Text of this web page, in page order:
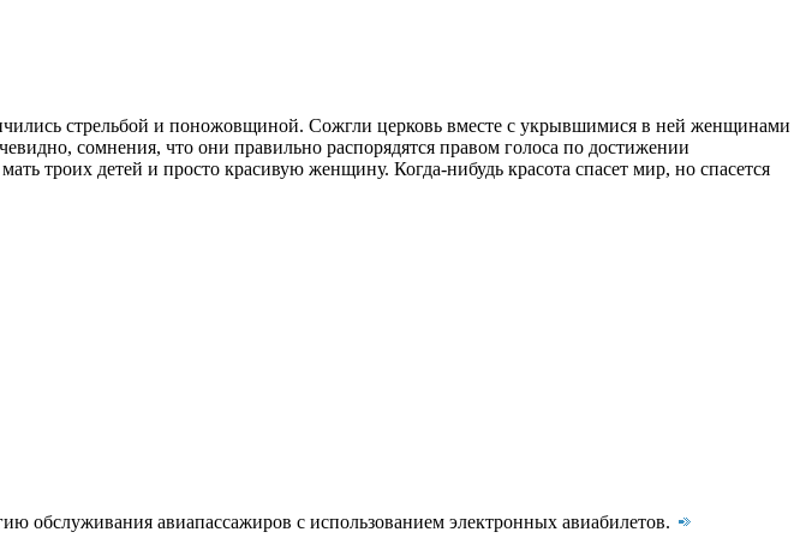
стрельбой и поножовщиной. Сожгли церковь вместе с укрывшимися в ней женщинами
сомнения, что они правильно распорядятся правом голоса по достижении
троих детей и просто красивую женщину. Когда-нибудь красота спасет мир, но спасется
обслуживания авиапассажиров с использованием электронных авиабилетов.